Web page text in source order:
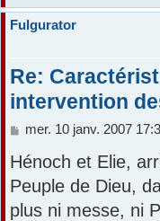
Fulgurator
Re:
intervention
M
s
a
g
mer. 10 janv. 2007
Hénoch et Elie,
Peuple de Dieu,
plus ni messe, ni